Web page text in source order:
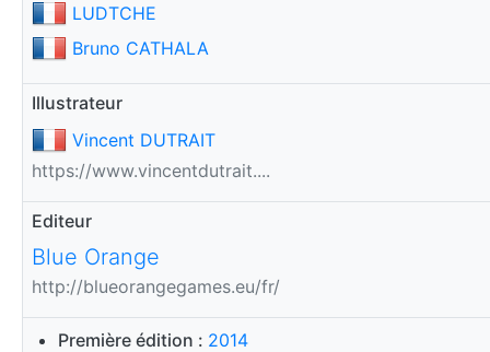
LUDTCHE
Bruno CATHALA
Illustrateur
Vincent DUTRAIT
https://www.vincentdutrait....
Editeur
Blue Orange
http://blueorangegames.eu/fr/
Première édition : 2014